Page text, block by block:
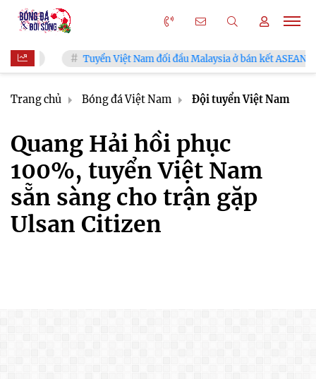
Nam Tuyển Việt Nam đối đầu Malaysia ở bán kết ASEAN
Trang chủ Bóng đá Việt Nam Đội tuyển Việt Nam
Quang Hải hồi phục
100%, tuyển Việt Nam
sẵn sàng cho trận gặp
Ulsan Citizen